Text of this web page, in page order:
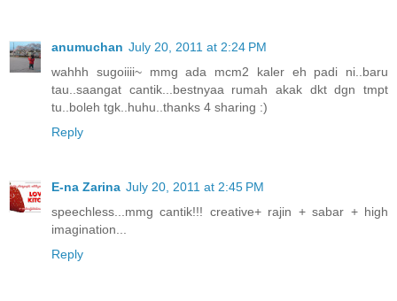
anumuchan July 20, 2011 at 2:24 PM
wahhh sugoiiii~ mmg ada mcm2 kaler eh padi ni..baru
tau..saangat cantik...bestnyaa rumah akak dkt dgn tmpt
tu..boleh tgk..huhu..thanks 4 sharing :)
Reply
E-na Zarina July 20, 2011 at 2:45 PM
speechless...mmg cantik!!! creative+ rajin + sabar + high
imagination...
Reply